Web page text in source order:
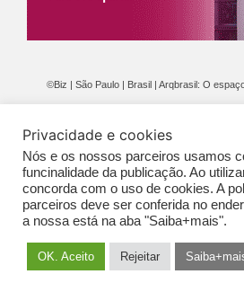
©Biz | São Paulo | Brasil | Arqbrasil: O
GERAIS DE
Privacidade e cookies
Nós e os nossos parceiros usamos
funcinalidade da publicação. Ao
concorda com o uso de cookies. A
parceiros deve ser conferida no
a nossa está na aba "Saiba+mais".
OK. Aceito Rejeitar